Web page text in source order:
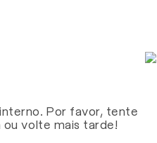
Por favor, tente
ou volte mais tarde!